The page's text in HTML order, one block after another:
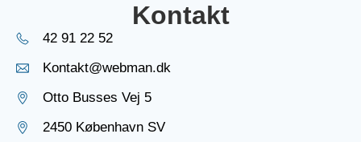
Kontakt
42 91 22 52
Kontakt@webman.dk
Otto Busses Vej 5
2450 København SV